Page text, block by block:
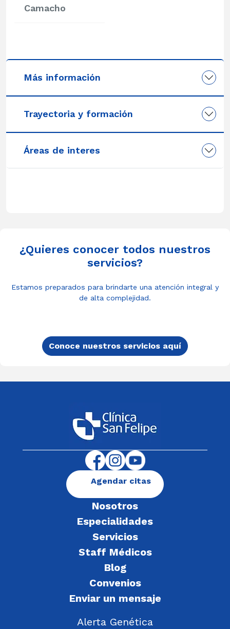
Camacho
Más información
Trayectoria y formación
Áreas de interes
¿Quieres conocer todos nuestros
servicios?
Estamos preparados para brindarte una atención integral y
de alta complejidad.
Conoce nuestros servicios aquí
Nosotros
Especialidades
Servicios
Staff Médicos
Blog
Convenios
Enviar un mensaje
Alerta Genética
Agendar citas